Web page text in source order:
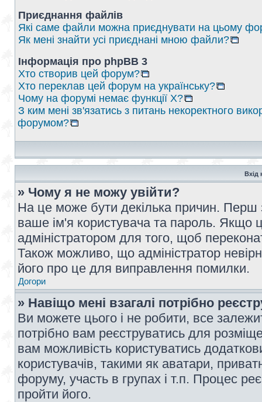
Приєднання файлів
Які саме файли можна приєднувати на цьому
Як мені знайти усі приєднані мною файли?
Інформація про phpBB 3
Хто створив цей форум?
Хто переклав цей форум на українську?
Чому на форумі немає функції X?
З ким мені зв'язатись з питань некоректного
форумом?
Вхід
» Чому я не можу увійти?
На це може бути декілька причин. Перш
ваше ім'я користувача та пароль. Якщо
адміністратором для того, щоб
Також можливо, що адміністратор
його про це для виправлення помилки.
Догори
» Навіщо мені взагалі потрібно
Ви можете цього і не робити, все
потрібно вам реєструватись для
вам можливість користуватись
користувачів, такими як аватари,
форуму, участь в групах і т.п. Процес
пройти його.